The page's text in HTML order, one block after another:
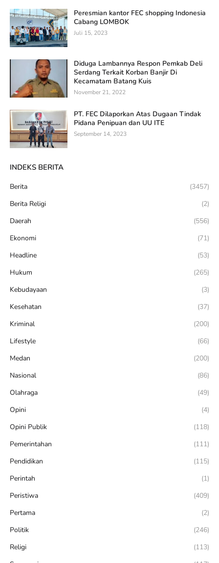
Peresmian kantor FEC shopping Indonesia
Cabang LOMBOK
Juli 15, 2023
Diduga Lambannya Respon Pemkab Deli
Serdang Terkait Korban Banjir Di
Kecamatam Batang Kuis
November 21, 2022
PT. FEC Dilaporkan Atas Dugaan Tindak
Pidana Penipuan dan UU ITE
September 14, 2023
INDEKS BERITA
Berita
(3457)
Berita Religi
(2)
Daerah
(556)
Ekonomi
(71)
Headline
(53)
Hukum
(265)
Kebudayaan
(3)
Kesehatan
(37)
Kriminal
(200)
Lifestyle
(66)
Medan
(200)
Nasional
(86)
Olahraga
(49)
Opini
(4)
Opini Publik
(118)
Pemerintahan
(111)
Pendidikan
(115)
Perintah
(1)
Peristiwa
(409)
Pertama
(2)
Politik
(246)
Religi
(113)